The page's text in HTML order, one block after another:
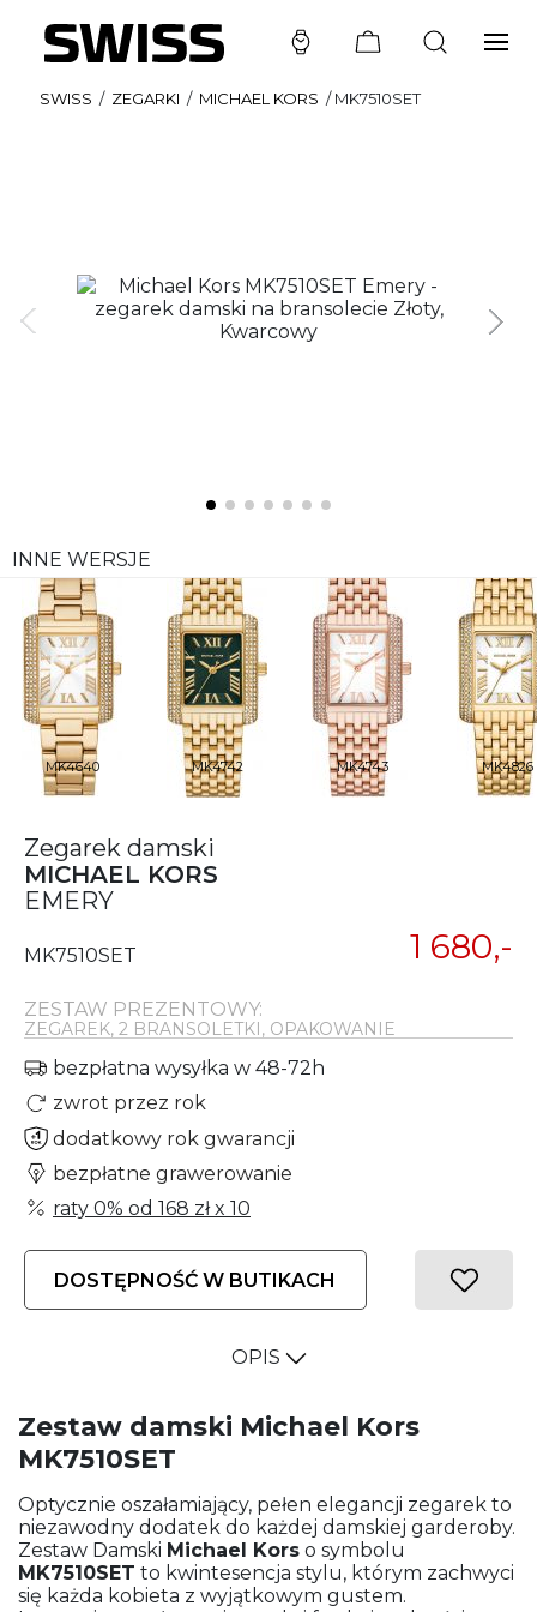
SWISS / ZEGARKI / MICHAEL KORS /MK7510SET
INNE WERSJE
MK4640 MK4742 MK4743 MK4826
Zegarek damski
MICHAEL KORS
EMERY
MK7510SET 1 680,-
ZESTAW PREZENTOWY:
ZEGAREK, 2 BRANSOLETKI, OPAKOWANIE
bezpłatna wysyłka w 48-72h
zwrot przez rok
dodatkowy rok gwarancji
bezpłatne grawerowanie
raty 0% od 168 złx 10
DOSTĘPNOŚĆ W BUTIKACH
OPIS
Zestaw damski Michael Kors
MK7510SET
Optycznie oszałamiający, pełen elegancji zegarek to
niezawodny dodatek do każdej damskiej garderoby.
Zestaw Damski Michael Kors o symbolu
MK7510SET to kwintesencja stylu, którym zachwyci
się każda kobieta z wyjątkowym gustem.